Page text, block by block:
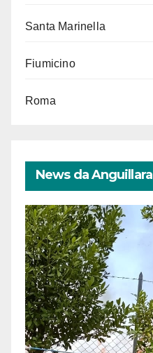
Santa Marinella
Fiumicino
Roma
News da Anguillara